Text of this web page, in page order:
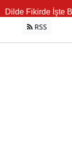
Dilde Fikirde İşte
RSS